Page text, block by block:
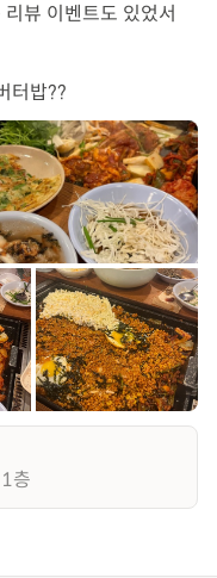
뷰 이벤트도 있었서
터밥??
층